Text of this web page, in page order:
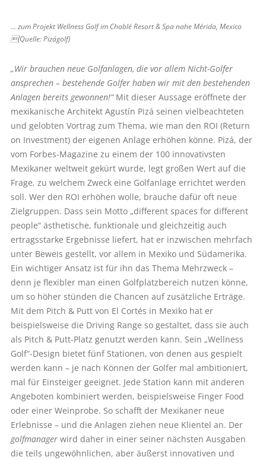
... zum Projekt Wellness Golf im Chablé Resort & Spa nahe Mérida, Mexico
(Quelle: Pizágolf)
„Wir brauchen neue Golf­anlagen, die vor allem Nicht-Golfer
ansprechen – bestehende Golfer haben wir mit den bestehenden
Anlagen bereits gewonnen!“Mit dieser Aussage eröffnete der
mexikanische Architekt Agustín Pizá seinen vielbeachteten
und gelobten Vortrag zum Thema, wie man den ROI (Return
on Investment) der eigenen Anlage erhöhen könne. Pizá, der
vom Forbes-Magazine zu einem der 100 innovativsten
Mexikaner weltweit gekürt wurde, legt großen Wert auf die
Frage, zu welchem Zweck eine Golfanlage errichtet werden
soll. Wer den ROI erhöhen wolle, brauche dafür oft neue
Zielgruppen. Dass sein Motto „different spaces for different
people“ ästhetische, funktionale und gleichzeitig auch
ertragsstarke Ergebnisse liefert, hat er inzwischen mehrfach
unter Beweis gestellt, vor allem in Mexiko und Südamerika.
Ein wichtiger Ansatz ist für ihn das Thema Mehrzweck –
denn je flexibler man einen Golfplatzbereich nutzen könne,
um so höher stünden die Chancen auf zusätzliche Erträge.
Mit dem Pitch & Putt von El Cortés in Mexiko hat er
beispielsweise die Driving Range so gestaltet, dass sie auch
als Pitch & Putt-Platz genutzt werden kann. Sein „Wellness
Golf“-Design bietet fünf Stationen, von denen aus gespielt
werden kann – je nach Können der Golfer mal ambitioniert,
mal für Einsteiger geeignet. Jede Station kann mit anderen
Angeboten kombiniert werden, beispielsweise Finger Food
oder einer Weinprobe. So schafft der Mexikaner neue
Erlebnisse – und die Anlagen ziehen neue Klientel an. Der
golfmanagerwird daher in einer seiner nächsten Ausgaben
die teils ungewöhnlichen, aber äußerst innovativen und